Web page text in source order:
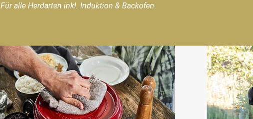
Für alle Herdarten inkl. Induktion & Backofen.